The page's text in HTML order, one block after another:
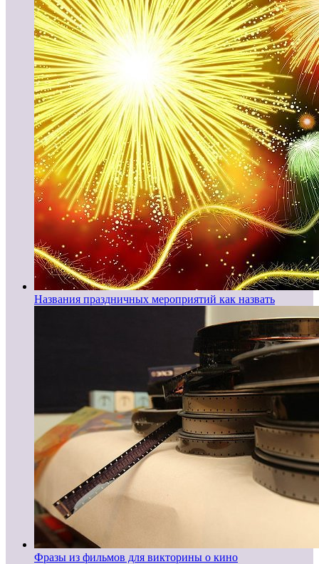
Названия праздничных мероприятий как назвать
Фразы из фильмов для викторины о кино